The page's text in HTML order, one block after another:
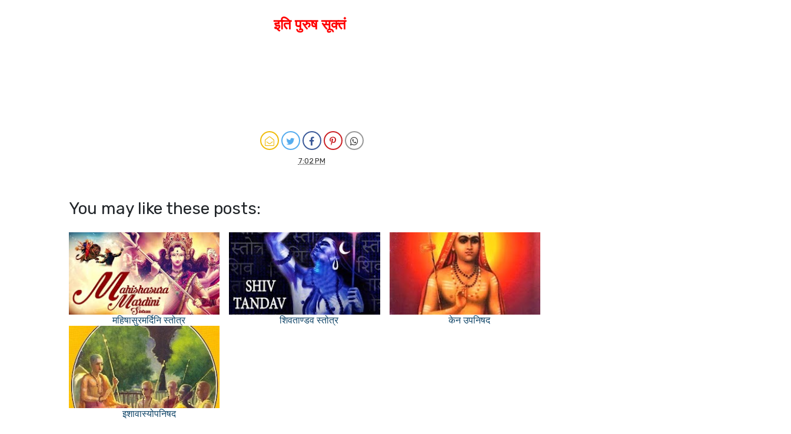
इति पुरुष सूक्तं
7:02 PM
You may like these posts:
महिषासुरमर्दिनि स्तोत्र शिवताण्डव स्तोत्र केन उपनिषद
इशावास्योपनिषद